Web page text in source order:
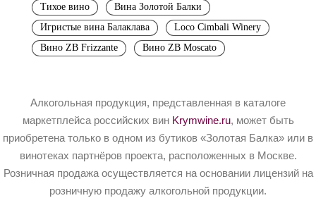
Тихое вино
Вина Золотой Балки
Игристые вина Балаклава
Loco Cimbali Winery
Вино ZB Frizzante
Вино ZB Moscato
Алкогольная продукция, представленная в каталоге
маркетплейса российских вин Krymwine.ru, может быть
приобретена только в одном из бутиков «Золотая Балка» или в
винотеках партнёров проекта, расположенных в Москве.
Розничная продажа осуществляется на основании лицензий на
розничную продажу алкогольной продукции.